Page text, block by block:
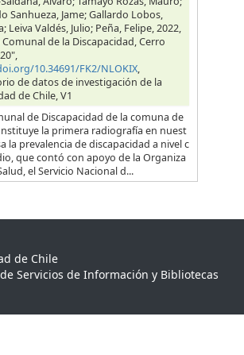
Sanhueza, Jame; Gallardo Lobos,
Leiva Valdés, Julio; Peña, Felipe, 2022,
de la Discapacidad, Cerro
10.34691/FK2/NLOKIX,
de datos de investigación de la
de Chile, V1
de Discapacidad de la comuna de
la primera radiografía en nuest
la prevalencia de discapacidad a nivel c
que contó con apoyo de la Organiza
el Servicio Nacional d...
de Chile
Servicios de Información y Bibliotecas